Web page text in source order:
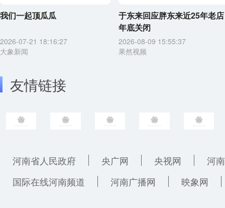
我们一起顶瓜瓜
2026-07-21 18:16:27
大象新闻
于东来回应胖东来近25年老店
年底关闭
2026-08-09 15:55:37
果然视频
友情链接
河南省人民政府 央广网 央视网
河
国际在线河南频道
河南广播网 映象网